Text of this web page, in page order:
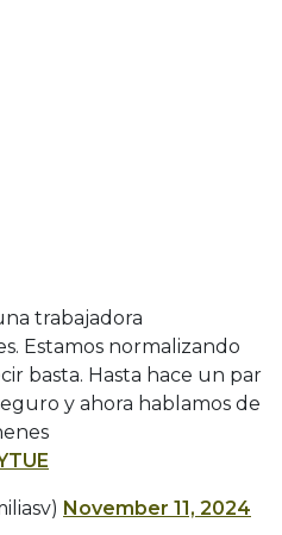
trabajadora
Estamos normalizando
basta. Hasta hace un par
y ahora hablamos de
November 11, 2024